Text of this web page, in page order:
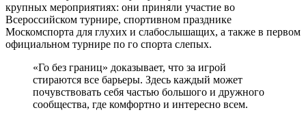
крупных мероприятиях: они приняли участие во
Всероссийском турнире, спортивном празднике
Москомспорта для глухих и слабослышащих, а также в первом
официальном турнире по го спорта слепых.
«Го без границ» доказывает, что за игрой
стираются все барьеры. Здесь каждый может
почувствовать себя частью большого и дружного
сообщества, где комфортно и интересно всем.